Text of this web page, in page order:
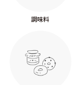
調味料